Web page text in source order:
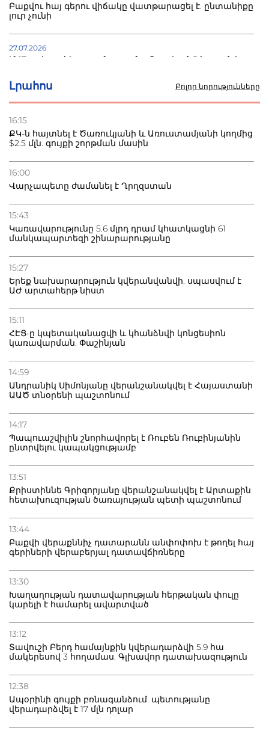
Լրահոս Բոլոր նորությունները
16:15
ՔԿ-ն հայտնել է Ծառուկյանի և Առուստամյանի կողմից
$2.5 մլն. գույքի շորթման մասին
16:00
Վարչապետը ժամանել է Ղրղզստան
15:43
Կառավարությունը 5.6 մլրդ դրամ կհատկացնի 61
մանկապարտեզի շինարարությանը
15:27
Երեք նախարարություն կվերանվանվի. սպասվում է
ԱԺ արտահերթ նիստ
15:11
ՀԷՑ-ը կպետականացվի և կհանձնվի կոնցեսիոն
կառավարման. Փաշինյան
14:59
Անդրանիկ Սիմոնյանը վերանշանակվել է Հայաստանի
ԱԱԾ տնօրենի պաշտոնում
14:17
Պապուաշվիլին շնորհավորել է Ռուբեն Ռուբինյանին
ընտրվելու կապակցությամբ
13:51
Քրիստիննե Գրիգորյանը վերանշանակվել է Արտաքին
հետախուզության ծառայության պետի պաշտոնում
13:44
Բաքվի վերաքննիչ դատարանն անփոփոխ է թողել հայ
գերիների վերաբերյալ դատավճիռները
13:30
Խաղաղության դատավարության հերթական փուլը
կարելի է համարել ավարտված
13:12
Տավուշի Բերդ համայնքին կվերադարձվի 5.9 հա
մակերեսով 3 հողամաս. Գլխավոր դատախազություն
12:38
Ապօրինի գույքի բռնագանձում. պետությանը
վերադարձվել է 17 մլն դոլար
Բաքվու հայ գերու վիճակը վատթարացել է. ընտանիքը
լուր չունի
27.07.2026
Մ-17 աշխարհի առաջնությունը Բաքվում. 5 հայ ըմբիշ
22.07.2026
տուժածներ կան
բնակվել Ռուսաստանում
Բաքվի բանտից գեներալ Մանուկյանը դիմել է
Փաշինյանին